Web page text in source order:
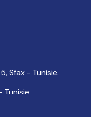
Sfax - Tunisie.
Tunisie.